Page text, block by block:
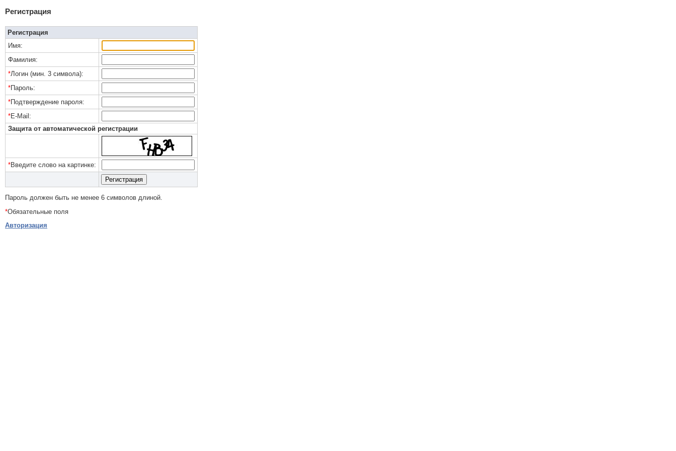
Регистрация
Регистрация
Имя:
Фамилия:
*Логин (мин. 3 символа):
*Пароль:
*Подтверждение пароля:
*E-Mail:
Защита от автоматической регистрации
*Введите слово на картинке:
Пароль должен быть не менее 6 символов длиной.
*Обязательные поля
Авторизация